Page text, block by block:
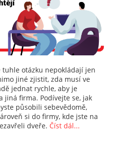
tuhle otázku nepokládají jen
jiné zjistit, zda musí ve
jednat rychle, aby je
jiná firma. Podívejte se, jak
působili sebevědomě,
si do firmy, kde jste na
dveře. Číst dál...